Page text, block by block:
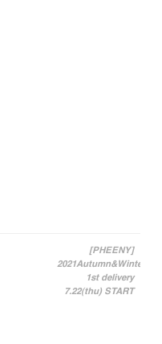
[PHEENY]
2021Autumn&Winter
1st delivery
7.22(thu) START